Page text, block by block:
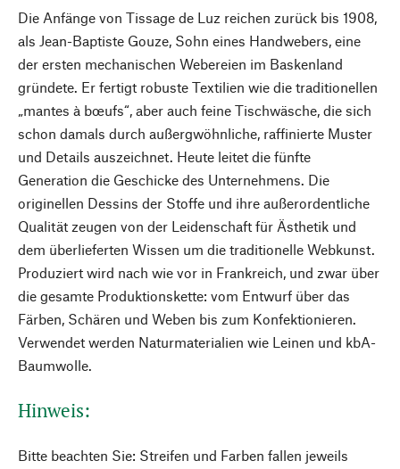
Die Anfänge von Tissage de Luz reichen zurück bis 1908,
als Jean-Baptiste Gouze, Sohn eines Handwebers, eine
der ersten mechanischen Webereien im Baskenland
gründete. Er fertigt robuste Textilien wie die traditionellen
„mantes à bœufs“, aber auch feine Tischwäsche, die sich
schon damals durch außergwöhnliche, raffinierte Muster
und Details auszeichnet. Heute leitet die fünfte
Generation die Geschicke des Unternehmens. Die
originellen Dessins der Stoffe und ihre außerordentliche
Qualität zeugen von der Leidenschaft für Ästhetik und
dem überlieferten Wissen um die traditionelle Webkunst.
Produziert wird nach wie vor in Frankreich, und zwar über
die gesamte Produktionskette: vom Entwurf über das
Färben, Schären und Weben bis zum Konfektionieren.
Verwendet werden Naturmaterialien wie Leinen und kbA-
Baumwolle.
Hinweis:
Bitte beachten Sie: Streifen und Farben fallen jeweils